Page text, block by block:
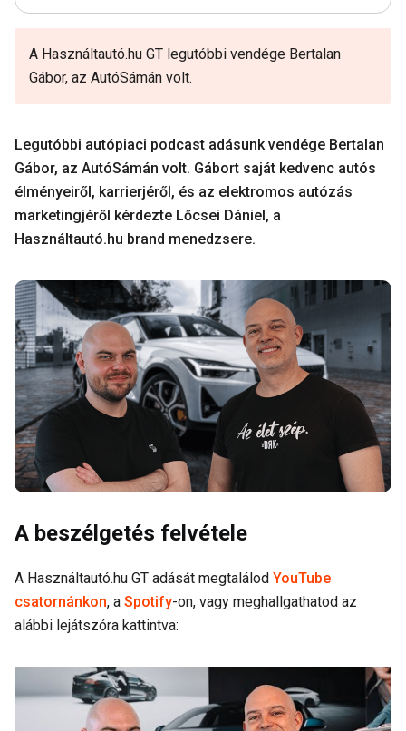
A Használtautó.hu GT legutóbbi vendége Bertalan
Gábor, az AutóSámán volt.
Legutóbbi autópiaci podcast adásunk vendége Bertalan
Gábor, az AutóSámán volt. Gábort saját kedvenc autós
élményeiről, karrierjéről, és az elektromos autózás
marketingjéről kérdezte Lőcsei Dániel, a
Használtautó.hu brand menedzsere.
A beszélgetés felvétele
A Használtautó.hu GT adását megtalálod YouTube
csatornánkon, a Spotify-on, vagy meghallgathatod az
alábbi lejátszóra kattintva: